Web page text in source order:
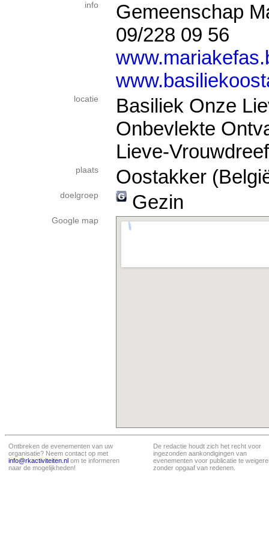
info
Gemeenschap
09/228 09 56
locatie
Basiliek Onze
Onbevlekte
Lieve-
plaats Oostakker
doelgroep Gezin
Google map
Ontbreken de evenementen van uw
organisatie? Neem contact op met
info@rkactiviteiten.nl om te informeren
naar de mogelijkheden!
De redactie houdt zich het recht voor
ingezonden aankondigingen van
evenementen voor publicatie te
zonder opgaaf van redenen.